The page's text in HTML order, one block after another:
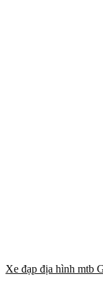
Xe đạp địa hình mtb